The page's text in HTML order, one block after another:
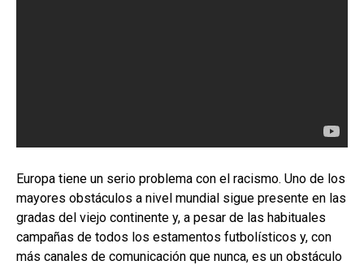
Europa tiene un serio problema con el racismo. Uno de los
mayores obstáculos a nivel mundial sigue presente en las
gradas del viejo continente y, a pesar de las habituales
campañas de todos los estamentos futbolísticos y, con
más canales de comunicación que nunca, es un obstáculo